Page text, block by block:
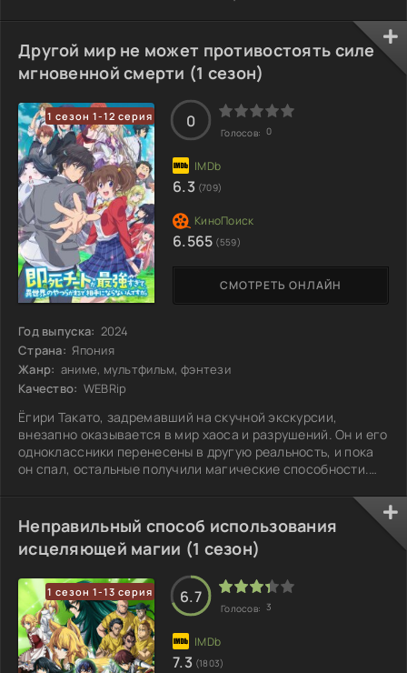
который исчез много лет назад, став объектом мифов.
Этот герой, о котором шептали легенды, оказался жив и
полон решимости вновь заняться своим делом. Тигр не
мог упустить шанс учиться у мастера, чье имя окутано
тайной. Вместе они отправились в путь по
Другой мир не может противостоять силе
мгновенной смерти (1 сезон)
1 сезон 1-12 серия
Год выпуска: 2024
Страна: Япония
Жанр: аниме, мультфильм, фэнтези
Качество: WEBRip
Ёгири Такато, задремавший на скучной экскурсии,
внезапно оказывается в мир хаоса и разрушений. Он и его
одноклассники перенесены в другую реальность, и пока
он спал, остальные получили магические способности.
свирепого дракона вместе с Томотикой, одной из учениц.
Однако вместо страха, он открывает свою уникальную
силу, позволяющую уничтожать врагов просто мыслью.
Спасая Томотику и справляясь с опасным монстром, он
начинает задумываться о пути
СМОТРЕТЬ ОНЛАЙН
0
Голосов: 0
6.3 (709)
6.565 (559)
Неправильный способ использования
исцеляющей магии (1 сезон)
1 сезон 1-13 серия 6.7
Голосов: 3
7.3 (1803)